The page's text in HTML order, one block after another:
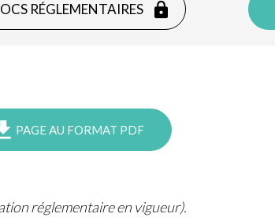
RÉGLEMENTAIRES
PAGE AU FORMAT PDF
réglementaire en vigueur).